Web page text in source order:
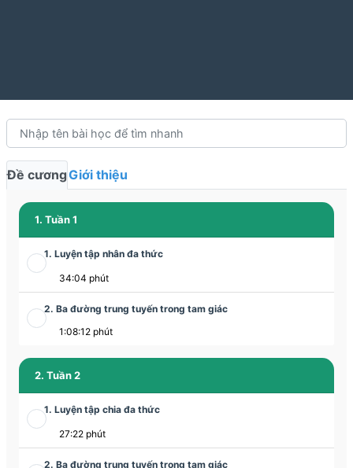
Đề cươngGiới thiệu
1. Tuần 1
1. Luyện tập nhân đa thức
34:04 phút
2. Ba đường trung tuyến trong tam giác
1:08:12 phút
2. Tuần 2
1. Luyện tập chia đa thức
27:22 phút
2. Ba đường trung tuyến trong tam giác